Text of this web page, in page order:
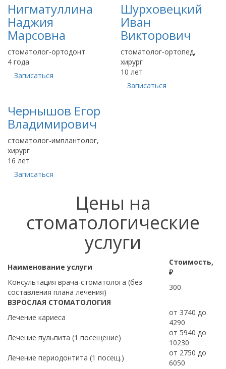
Нигматуллина
Наджия
Марсовна
стоматолог-ортодонт
4 года
Записаться
Шурховецкий
Иван
Викторович
стоматолог-ортопед,
хирург
10 лет
Записаться
Чернышов Егор
Владимирович
стоматолог-имплантолог,
хирург
16 лет
Записаться
Цены на
стоматологические
услуги
Наименование услуги
Стоимость,
₽
Консультация врача-стоматолога (без
составления плана лечения)
300
ВЗРОСЛАЯ СТОМАТОЛОГИЯ
Лечение кариеса
от 3740 до
4290
Лечение пульпита (1 посещение)
от 5940 до
10230
Лечение периодонтита (1 посещ.)
от 2750 до
6050